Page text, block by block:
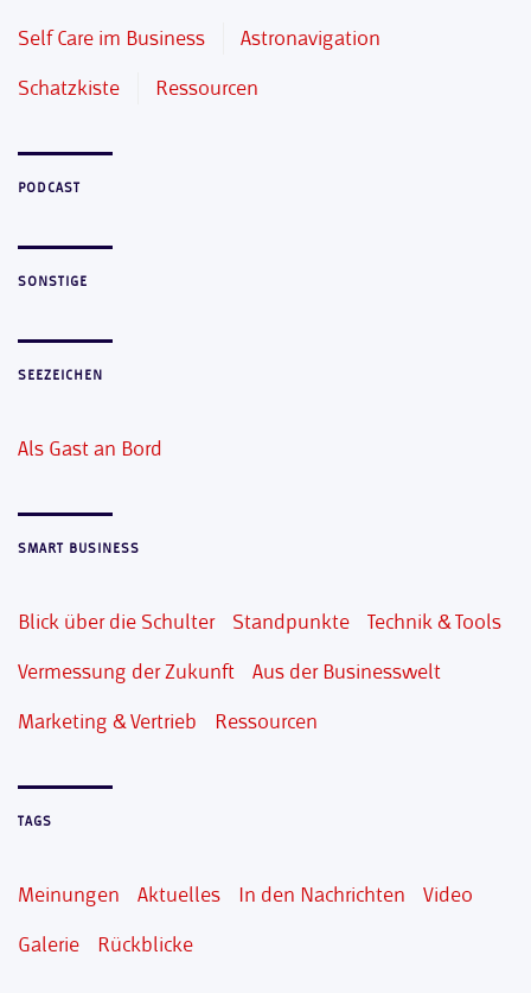
Self Care im Business Astronavigation
Schatzkiste Ressourcen
PODCAST
SONSTIGE
SEEZEICHEN
Als Gast an Bord
SMART BUSINESS
Blick über die Schulter Standpunkte Technik & Tools
Vermessung der Zukunft Aus der Businesswelt
Marketing & Vertrieb Ressourcen
TAGS
Meinungen Aktuelles In den Nachrichten Video
Galerie Rückblicke